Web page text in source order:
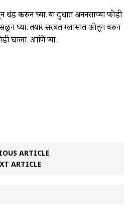
थंड करुन घ्या. या दुधात अननसाच्या फोडी
घ्या. तयार सरबत ग्लासात ओतून वरुन
घाला. आणि प्या.
ARTICLE
ARTICLE